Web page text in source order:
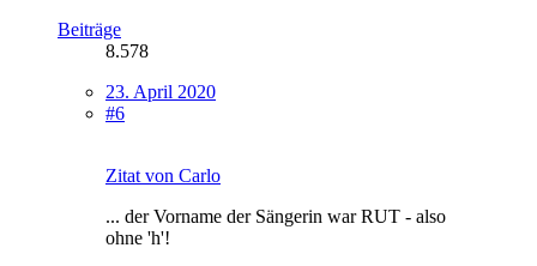
Beiträge
8.578
23. April 2020
#6
Zitat von Carlo
... der Vorname der Sängerin war RUT - also
ohne 'h'!